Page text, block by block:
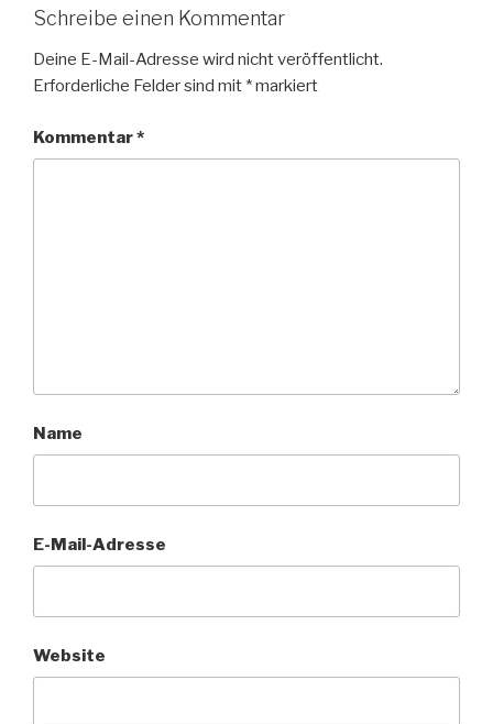
Schreibe einen Kommentar
Deine E-Mail-Adresse wird nicht veröffentlicht.
Erforderliche Felder sind mit *markiert
Kommentar*
Name
E-Mail-Adresse
Website